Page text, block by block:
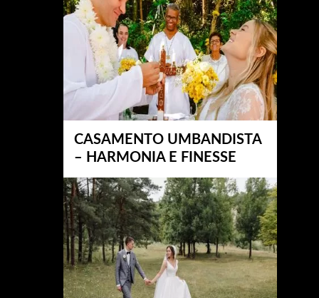
CASAMENTO UMBANDISTA
– HARMONIA E FINESSE